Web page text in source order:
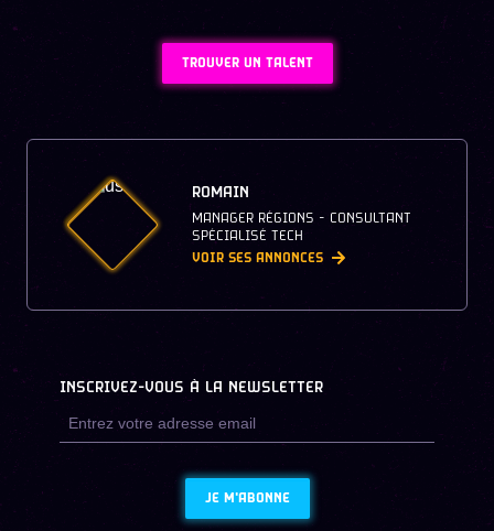
TROUVER UN TALENT
ROMAIN
MANAGER RÉGIONS - CONSULTANT
SPÉCIALISÉ TECH
VOIR SES ANNONCES
INSCRIVEZ-VOUS À LA NEWSLETTER
JE M'ABONNE